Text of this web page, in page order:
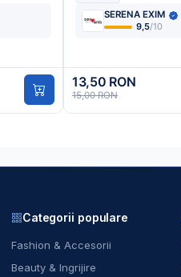
SERENA EXIM
9,5/10
13,50 RON
15,00 RON
Categorii populare
Fashion & Accesorii
Beauty & Ingrijire